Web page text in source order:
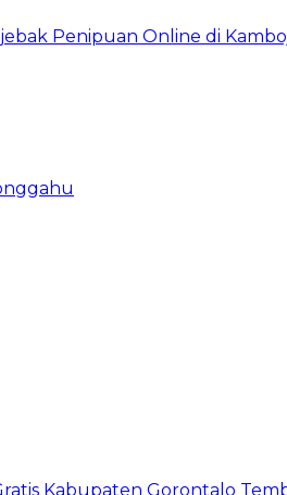
Penipuan Online di
Kabupaten Gorontalo